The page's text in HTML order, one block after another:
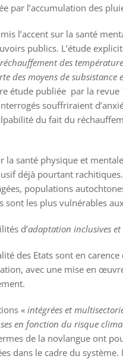
par l’accumulation des
l’accent sur la santé
publics. L’étude
des
des moyens de subsistance
étude publiée par la revue
souffriraient
du fait du
la santé physique et
déjà pourtant
populations
sont les plus vulnérables
d’adaptation inclusives
des Etats sont en
avec une mise en
« intégrées et
en fonction du risque
de la novlangue ont
dans le cadre du